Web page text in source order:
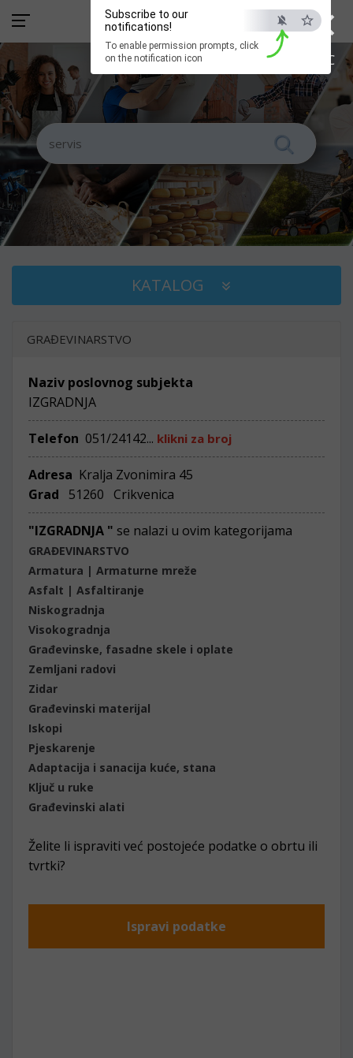
×
ESC
Subscribe to our
notifications!
To enable permission prompts, click
on the notification icon
KATALOG
GRAĐEVINARSTVO
Naziv poslovnog subjekta
IZGRADNJA
Telefon 051/24142... klikni za broj
Adresa Kralja Zvonimira 45
Grad
51260 Crikvenica
"IZGRADNJA " se nalazi u ovim kategorijama
GRAĐEVINARSTVO
Armatura | Armaturne mreže
Asfalt | Asfaltiranje
Niskogradnja
Visokogradnja
Građevinske, fasadne skele i oplate
Zemljani radovi
Zidar
Građevinski materijal
Iskopi
Pjeskarenje
Adaptacija i sanacija kuće, stana
Ključ u ruke
Građevinski alati
Želite li ispraviti već postojeće podatke o obrtu ili
tvrtki?
Ispravi podatke